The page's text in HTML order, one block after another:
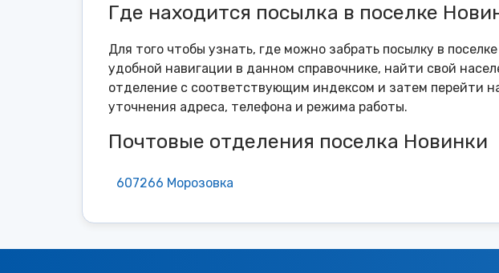
Где находится посылка в поселке
Для того чтобы узнать, где можно забрать посылку в
удобной навигации в данном справочнике, найти свой
отделение с соответствующим индексом и затем перейти
уточнения адреса, телефона и режима работы.
Почтовые отделения поселка Новинки
607266 Морозовка